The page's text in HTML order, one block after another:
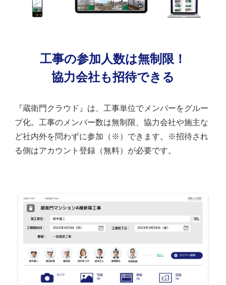
工事の参加人数は無制限！
協力会社も招待できる
『蔵衛門クラウド』は、工事単位でメンバーをグルー
プ化。工事のメンバー数は無制限、協力会社や施主な
ど社内外を問わずに参加（※）できます。※招待され
る側はアカウント登録（無料）が必要です。